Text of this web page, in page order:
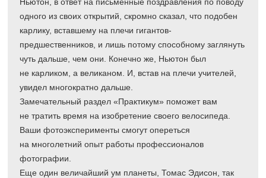
одного из своих открытий, скромно сказал, что подобен
карлику, вставшему на плечи гигантов-
предшественников, и лишь потому способному заглянуть
чуть дальше, чем они. Конечно же, Ньютон был
не карликом, а великаном. И, встав на плечи учителей,
увидел многократно дальше.
Замечательный раздел «Практикум» поможет вам
не тратить время на изобретение своего велосипеда.
Ваши фотоэксперименты смогут опереться
на многолетний опыт работы профессионалов
фотографии.
Еще один величайший ум планеты, Томас Эдисон, так